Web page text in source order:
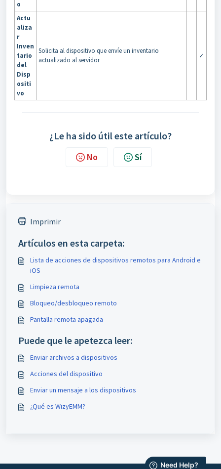
o
Actu
aliza
r
Inven
tario
del
Disp
ositi
vo
Solicita al dispositivo que envíe un inventario
actualizado al servidor
✓
¿Le ha sido útil este artículo?
No Sí
Imprimir
Artículos en esta carpeta:
Lista de acciones de dispositivos remotos para Android e
iOS
Limpieza remota
Bloqueo/desbloqueo remoto
Pantalla remota apagada
Puede que le apetezca leer:
Enviar archivos a dispositivos
Acciones del dispositivo
Enviar un mensaje a los dispositivos
¿Qué es WizyEMM?